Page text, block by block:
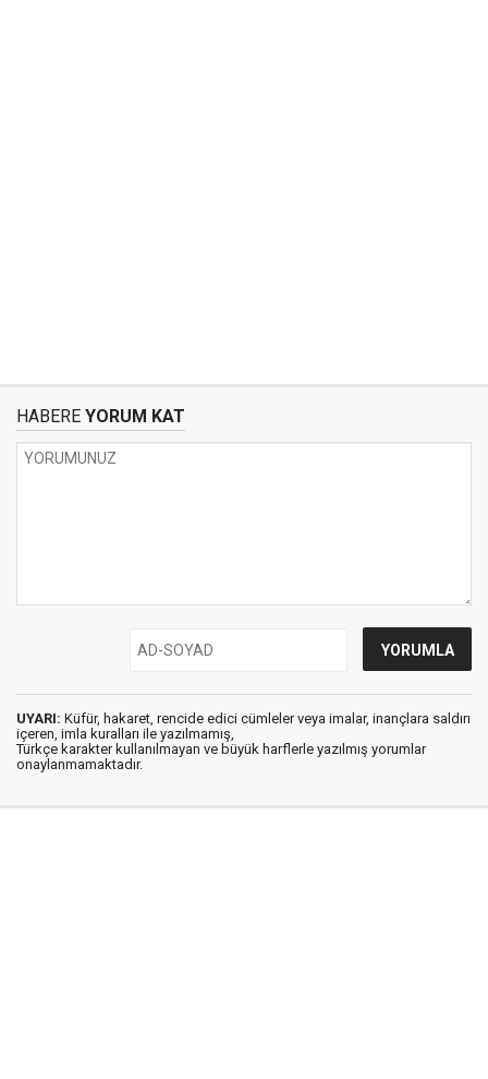
HABERE YORUM KAT
UYARI: Küfür, hakaret, rencide edici cümleler veya imalar, inançlara saldırı
içeren, imla kuralları ile yazılmamış,
Türkçe karakter kullanılmayan ve büyük harflerle yazılmış yorumlar
onaylanmamaktadır.